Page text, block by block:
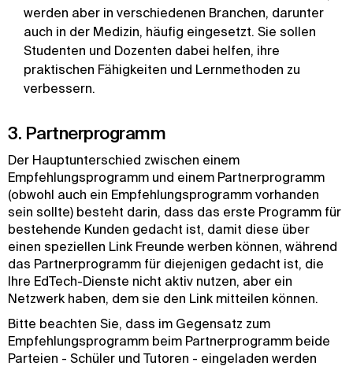
werden aber in verschiedenen Branchen, darunter
auch in der Medizin, häufig eingesetzt. Sie sollen
Studenten und Dozenten dabei helfen, ihre
praktischen Fähigkeiten und Lernmethoden zu
verbessern.
3. Partnerprogramm
Der Hauptunterschied zwischen einem
Empfehlungsprogramm und einem Partnerprogramm
(obwohl auch ein Empfehlungsprogramm vorhanden
sein sollte) besteht darin, dass das erste Programm für
bestehende Kunden gedacht ist, damit diese über
einen speziellen Link Freunde werben können, während
das Partnerprogramm für diejenigen gedacht ist, die
Ihre EdTech-Dienste nicht aktiv nutzen, aber ein
Netzwerk haben, dem sie den Link mitteilen können.
Bitte beachten Sie, dass im Gegensatz zum
Empfehlungsprogramm beim Partnerprogramm beide
Parteien - Schüler und Tutoren - eingeladen werden